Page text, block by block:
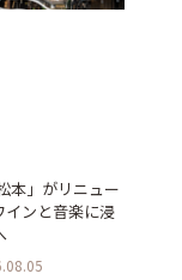
本」がリニュー
インと音楽に浸